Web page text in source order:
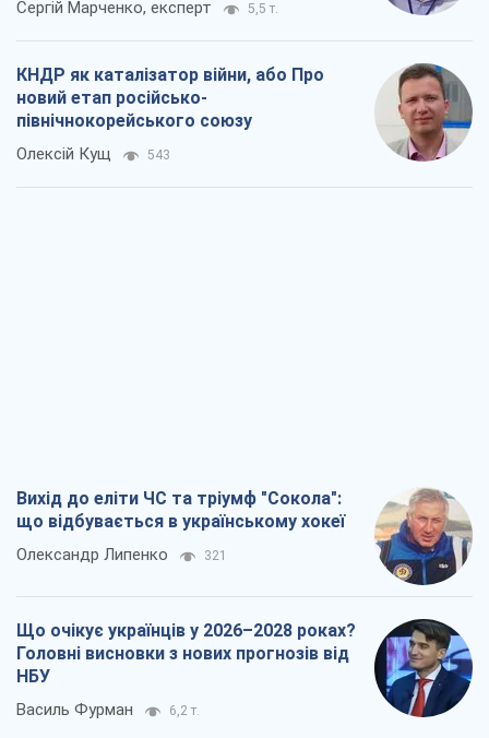
Сергій Марченко, експерт 5,5 т.
КНДР як каталізатор війни, або Про
новий етап російсько-
північнокорейського союзу
Олексій Кущ 543
Вихід до еліти ЧС та тріумф "Сокола":
що відбувається в українському хокеї
Олександр Липенко 321
Що очікує українців у 2026–2028 роках?
Головні висновки з нових прогнозів від
НБУ
Василь Фурман 6,2 т.